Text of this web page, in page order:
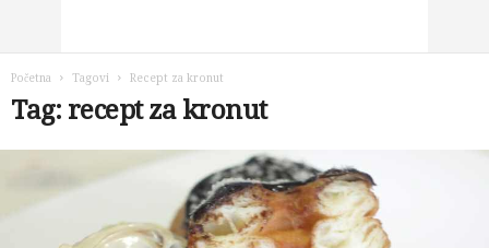
Početna Tagovi Recept za kronut
Tag: recept za kronut